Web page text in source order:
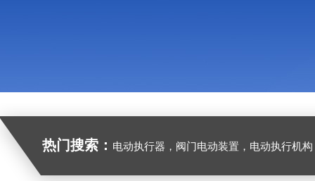
热门搜索： 电动执行器，阀门电动装置，电动执行机构，阀门驱动装置，电动头，角行